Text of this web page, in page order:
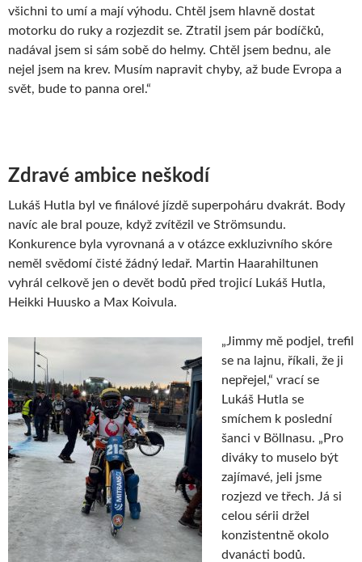
všichni to umí a mají výhodu. Chtěl jsem hlavně dostat
motorku do ruky a rozjezdit se. Ztratil jsem pár bodíčků,
nadával jsem si sám sobě do helmy. Chtěl jsem bednu, ale
nejel jsem na krev. Musím napravit chyby, až bude Evropa a
svět, bude to panna orel.“
Zdravé ambice neškodí
Lukáš Hutla byl ve finálové jízdě superpoháru dvakrát. Body
navíc ale bral pouze, když zvítězil ve Strömsundu.
Konkurence byla vyrovnaná a v otázce exkluzivního skóre
neměl svědomí čisté žádný ledař. Martin Haarahiltunen
vyhrál celkově jen o devět bodů před trojicí Lukáš Hutla,
Heikki Huusko a Max Koivula.
„Jimmy mě podjel, trefil
se na lajnu, říkali, že ji
nepřejel,“ vrací se
Lukáš Hutla se
smíchem k poslední
šanci v Böllnasu. „Pro
diváky to muselo být
zajímavé, jeli jsme
rozjezd ve třech. Já si
celou sérii držel
konzistentně okolo
dvanácti bodů.